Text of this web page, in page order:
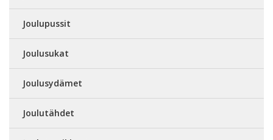
Joulupussit
Joulusukat
Joulusydämet
Joulutähdet